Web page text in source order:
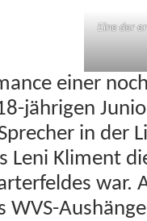
Eine der
ein­er
jähri­gen
in der
Leni Kli­ment
war.